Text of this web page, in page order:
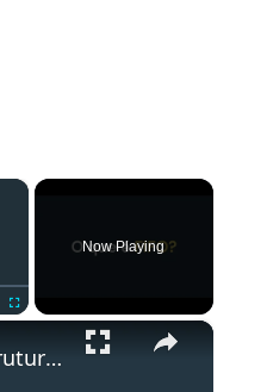
×
Now Playing
×
O que é a estrutura FIFO?